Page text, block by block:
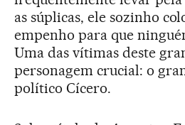
as súplicas, ele sozinho
empenho para que
Uma das vítimas deste
personagem crucial: o
político Cícero.